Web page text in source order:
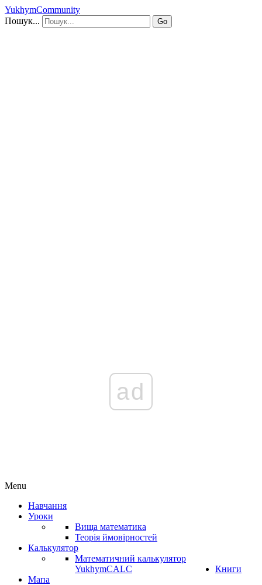
YukhymCommunity
Пошук...
Go
ad
Menu
Навчання
Уроки
Вища математика
Теорія ймовірностей
Калькулятор
Математичний калькулятор
YukhymCALC
Книги
Мапа